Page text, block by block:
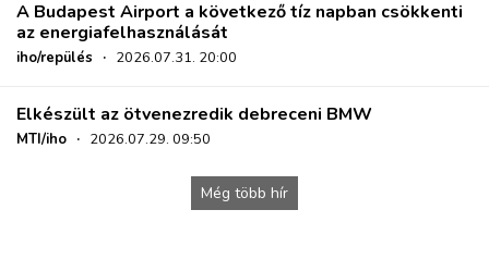
A Budapest Airport a következő tíz napban csökkenti
az energiafelhasználását
iho/repülés · 2026.07.31. 20:00
Elkészült az ötvenezredik debreceni BMW
MTI/iho · 2026.07.29. 09:50
Még több hír